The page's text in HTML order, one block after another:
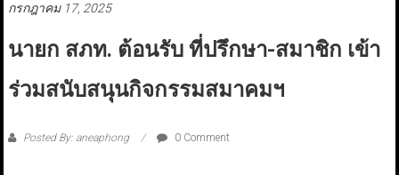
กรกฎาคม 17, 2025
นายก สภท. ต้อนรับ ที่ปรึกษา-สมาชิก เข้า
ร่วมสนับสนุนกิจกรรมสมาคมฯ
Posted By: aneaphong 0 Comment